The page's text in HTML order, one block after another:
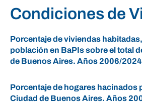
Condiciones de
Porcentaje de viviendas
población en BaPIs sobre el total
de Buenos Aires. Años 2006/2024
Porcentaje de hogares hacinados
Ciudad de Buenos Aires. Años